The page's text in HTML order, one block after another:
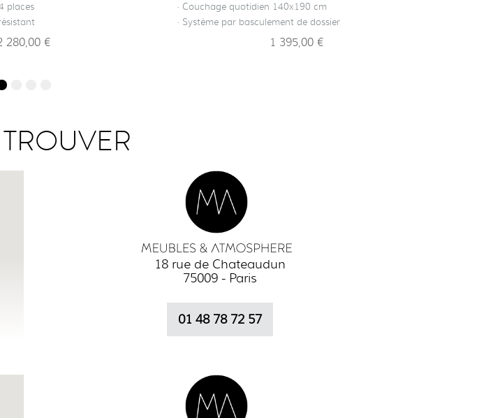
places
280,00 €
· Couchage quotidien 140x190 cm
· Système par basculement de dossier
1 395,00 €
18 rue de Chateaudun
75009 - Paris
01 48 78 72 57